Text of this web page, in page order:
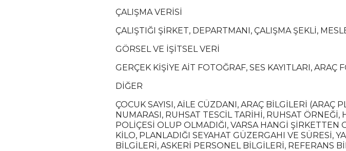
ÇALIŞMA VERİSİ
ÇALIŞTIĞI ŞİRKET, DEPARTMANI, ÇALIŞMA ŞEKLİ,
GÖRSEL VE İŞİTSEL VERİ
GERÇEK KİŞİYE AİT FOTOĞRAF, SES KAYITLARI, ARAÇ
DİĞER
ÇOCUK SAYISI, AİLE CÜZDANI, ARAÇ BİLGİLERİ (ARAÇ
NUMARASI, RUHSAT TESCİL TARİHİ, RUHSAT
POLİÇESİ OLUP OLMADIĞI, VARSA HANGİ ŞİRKETTEN
KİLO, PLANLADIĞI SEYAHAT GÜZERGAHI VE SÜRESİ,
BİLGİLERİ, ASKERİ PERSONEL BİLGİLERİ, REFERANS